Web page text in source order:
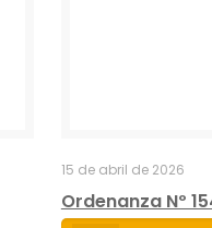
15 de abril de 2026
Ordenanza Nº